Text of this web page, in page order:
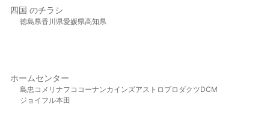
四国 のチラシ
徳島県香川県愛媛県高知県
ホームセンター
島忠 コメリ ナフコ コーナンカインズアストロプロダクツDCM
ジョイフル本田